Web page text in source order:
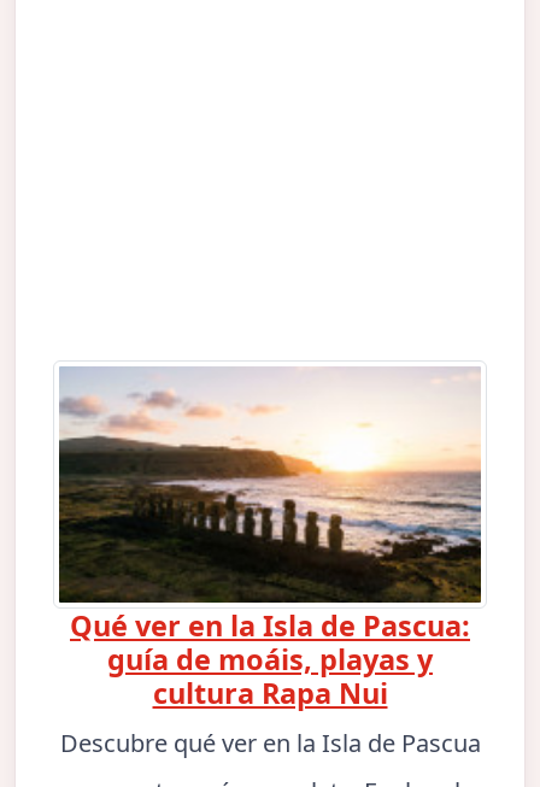
Qué ver en la Isla de Pascua:
guía de moáis, playas y
cultura Rapa Nui
Descubre qué ver en la Isla de Pascua